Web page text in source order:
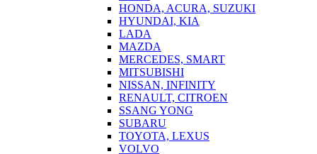
HONDA, ACURA, SUZUKI
HYUNDAI, KIA
LADA
MAZDA
MERCEDES, SMART
MITSUBISHI
NISSAN, INFINITY
RENAULT, CITROEN
SSANG YONG
SUBARU
TOYOTA, LEXUS
VOLVO